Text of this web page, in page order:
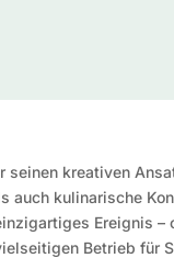
seinen kreativen
auch kulinarische
Ereignis
Betrieb für